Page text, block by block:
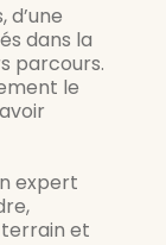
dans la
parcours.
le
expert
et